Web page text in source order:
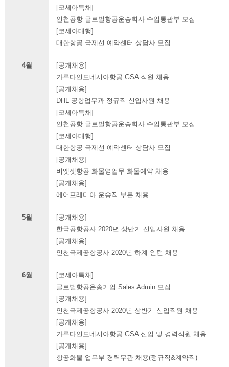
[코세아특채]
인천공항 글로벌항공운송회사 수입통관부 모집
[코세아대행]
대한항공 국제선 예약센터 상담사 모집
4월
[공개채용]
가루다인도네시아항공 GSA 직원 채용
[공개채용]
DHL 공항업무과 정규직 신입사원 채용
[코세아특채]
인천공항 글로벌항공운송회사 수입통관부 모집
[코세아대행]
대한항공 국제선 예약센터 상담사 모집
[공개채용]
비엣젯항공 화물영업무 화물예약 채용
[공개채용]
에어프레미아 운송직 부문 채용
5월
[공개채용]
한국공항공사 2020년 상반기 신입사원 채용
[공개채용]
인천국제공항공사 2020년 하계 인턴 채용
6월
[코세아특채]
글로벌항공운송기업 Sales Admin 모집
[공개채용]
인천국제공항공사 2020년 상반기 신입직원 채용
[공개채용]
가루다인도네시아항공 GSA 신입 및 경력직원 채용
[공개채용]
항공화물 업무부 경력무관 채용(정규직&계약직)